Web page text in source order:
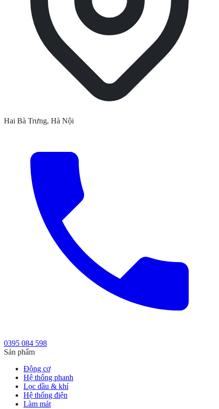
Hai Bà Trưng, Hà Nội
0395 084 598
Sản phẩm
Động cơ
Hệ thống phanh
Lọc dầu & khí
Hệ thống điện
Làm mát